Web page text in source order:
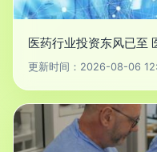
医药行业投资东风已至
更新时间：2026-08-06